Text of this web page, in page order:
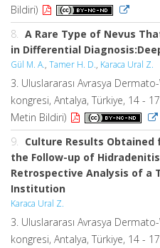
Bildiri)
8.
A Rare Type of Nevus
in Differential
Gül M. A., Tamer H. D., Karaca Ural Z.
3. Uluslararası Avrasya
kongresi, Antalya, Türkiye, 14 -
Metin Bildiri)
9.
Culture Results
the Follow-up of
Retrospective Analysis of a
Institution
Karaca Ural Z.
3. Uluslararası Avrasya
kongresi, Antalya, Türkiye, 14 -